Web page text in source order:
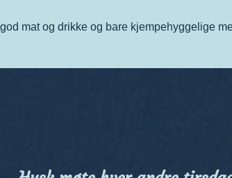
mat og drikke og bare kjempehyggelige